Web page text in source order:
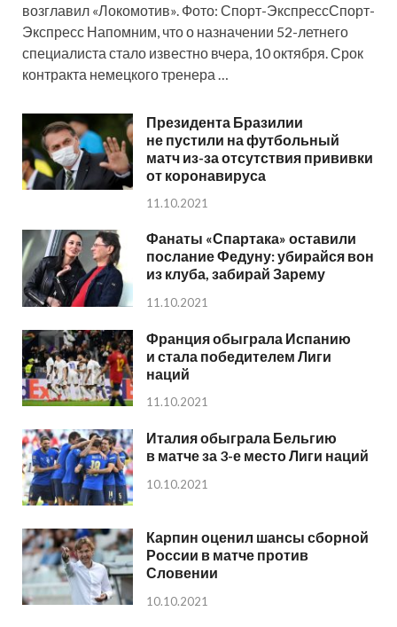
возглавил «Локомотив». Фото: Спорт-ЭкспрессСпорт-
Экспресс Напомним, что о назначении 52-летнего
специалиста стало известно вчера, 10 октября. Срок
контракта немецкого тренера …
Президента Бразилии
не пустили на футбольный
матч из-за отсутствия прививки
от коронавируса
11.10.2021
Фанаты «Спартака» оставили
послание Федуну: убирайся вон
из клуба, забирай Зарему
11.10.2021
Франция обыграла Испанию
и стала победителем Лиги
наций
11.10.2021
Италия обыграла Бельгию
в матче за 3-е место Лиги наций
10.10.2021
Карпин оценил шансы сборной
России в матче против
Словении
10.10.2021